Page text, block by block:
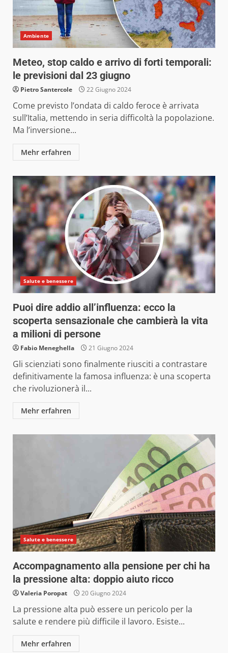
Ambiente
Meteo, stop caldo e arrivo di forti temporali:
le previsioni dal 23 giugno
Pietro Santercole 22 Giugno 2024
Come previsto l’ondata di caldo feroce è arrivata
sull’Italia, mettendo in seria difficoltà la popolazione.
Ma l’inversione...
Mehr erfahren
Salute e benessere
Puoi dire addio all’influenza: ecco la
scoperta sensazionale che cambierà la vita
a milioni di persone
Fabio Meneghella 21 Giugno 2024
Gli scienziati sono finalmente riusciti a contrastare
definitivamente la famosa influenza: è una scoperta
che rivoluzionerà il...
Mehr erfahren
Salute e benessere
Accompagnamento alla pensione per chi ha
la pressione alta: doppio aiuto ricco
Valeria Poropat 20 Giugno 2024
La pressione alta può essere un pericolo per la
salute e rendere più difficile il lavoro. Esiste...
Mehr erfahren